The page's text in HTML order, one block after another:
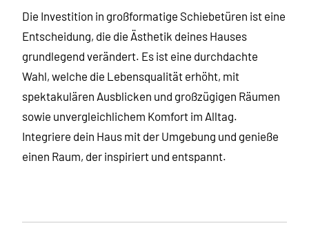
Die Investition in großformatige Schiebetüren ist eine
Entscheidung, die die Ästhetik deines Hauses
grundlegend verändert. Es ist eine durchdachte
Wahl, welche die Lebensqualität erhöht, mit
spektakulären Ausblicken und großzügigen Räumen
sowie unvergleichlichem Komfort im Alltag.
Integriere dein Haus mit der Umgebung und genieße
einen Raum, der inspiriert und entspannt.